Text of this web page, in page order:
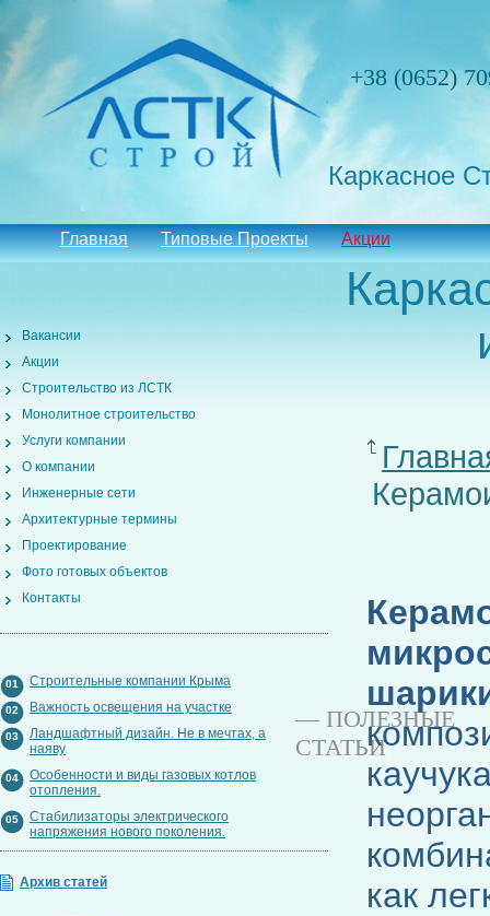
+38 (0652)
Каркасное
Главная Типовые Проекты Акции
Вакансии
Акции
Строительство из ЛСТК
Монолитное строительство
Услуги компании
О компании
Инженерные сети
Архитектурные термины
Проектирование
Фото готовых объектов
Контакты
— ПОЛЕЗНЫЕ
СТАТЬИ
01 Строительные компании Крыма
02 Важность освещения на участке
03
Ландшафтный дизайн. Не в мечтах, а
наяву
04
Особенности и виды газовых котлов
отопления.
05
Стабилизаторы электрического
напряжения нового поколения.
Архив статей
как